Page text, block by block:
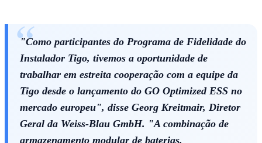
"Como participantes do Programa de Fidelidade do
Instalador Tigo, tivemos a oportunidade de
trabalhar em estreita cooperação com a equipe da
Tigo desde o lançamento do GO Optimized ESS no
mercado europeu", disse Georg Kreitmair, Diretor
Geral da Weiss-Blau GmbH. "A combinação de
armazenamento modular de baterias,